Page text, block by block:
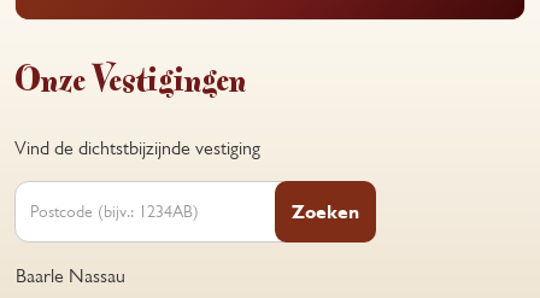
Onze Vestigingen
Vind de dichtstbijzijnde vestiging
Zoeken
Baarle Nassau